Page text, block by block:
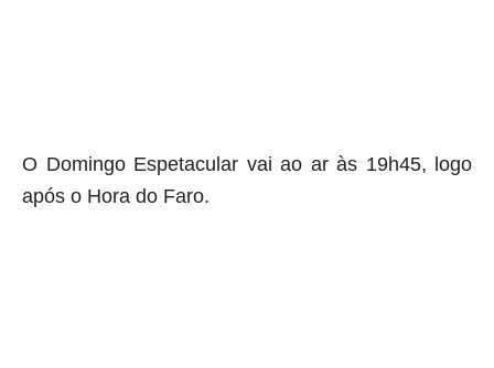
O Domingo Espetacular vai ao ar às 19h45, logo
após o Hora do Faro.